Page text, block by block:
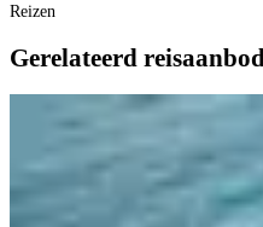
Reizen
Gerelateerd reisaanbod